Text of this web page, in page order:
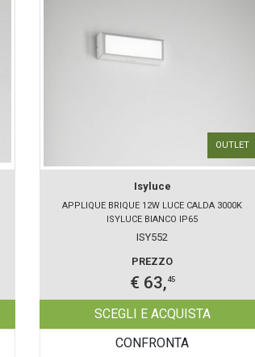
OUTLET
Isyluce
APPLIQUE BRIQUE 12W LUCE CALDA 3000K
ISYLUCE BIANCO IP65
ISY552
PREZZO
€ 63,45
SCEGLI E ACQUISTA
CONFRONTA